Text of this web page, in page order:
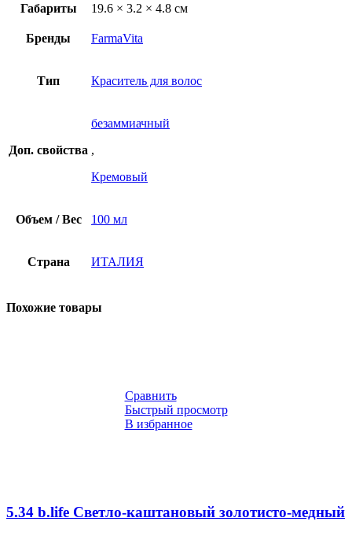
Габариты
19.6 × 3.2 × 4.8 см
Бренды FarmaVita
Тип Краситель для волос
Доп. свойства
безаммиачный
,
Кремовый
Объем / Вес 100 мл
Страна ИТАЛИЯ
Похожие товары
Сравнить
Быстрый просмотр
В избранное
5.34 b.life Светло-каштановый золотисто-медный